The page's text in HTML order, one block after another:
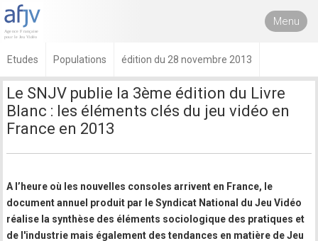
Menu
Etudes Populations édition du 28 novembre 2013
Le SNJV publie la 3ème édition du Livre
Blanc : les éléments clés du jeu vidéo en
France en 2013
A l’heure où les nouvelles consoles arrivent en France, le
document annuel produit par le Syndicat National du Jeu Vidéo
réalise la synthèse des éléments sociologique des pratiques et
de l'industrie mais également des tendances en matière de Jeu